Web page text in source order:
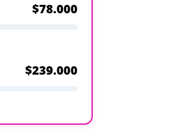
$78.000
$239.000